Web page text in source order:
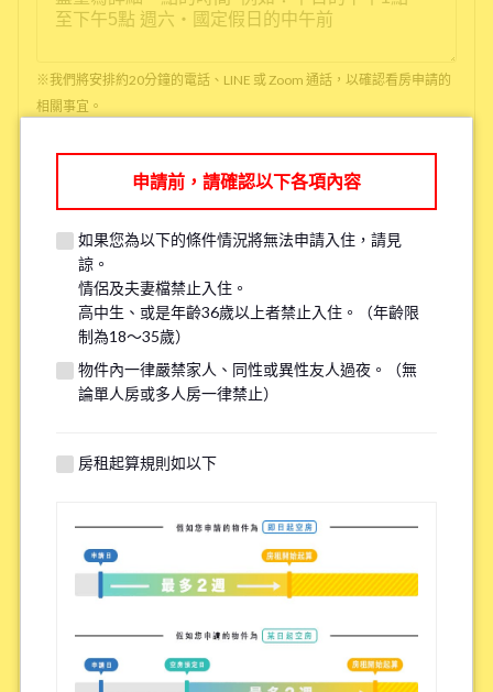
※我們將安排約20分鐘的電話、LINE 或 Zoom 通話，以確認看房申請的
相關事宜。
●是否吸菸 *
抽菸 沒抽菸
※請注意，吸煙者無法入住全面禁煙的物件。
有關自行車停車場 *
※請注意有些物件可能沒有自行車停車場。
特殊過敏/慢性疾病 *
有 無
申請前，請確認以下各項內容
如果您為以下的條件情況將無法申請入住，請見
諒。
情侶及夫妻檔禁止入住。
高中生、或是年齡36歲以上者禁止入住。（年齡限
制為18～35歲）
物件內一律嚴禁家人、同性或異性友人過夜。（無
論單人房或多人房一律禁止）
房租起算規則如以下